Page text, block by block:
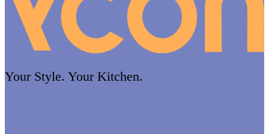
Your Style. Your Kitchen.